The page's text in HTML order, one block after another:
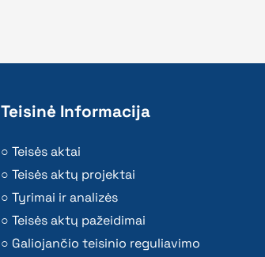
Teisinė Informacija
Teisės aktai
Teisės aktų projektai
Tyrimai ir analizės
Teisės aktų pažeidimai
Galiojančio teisinio reguliavimo